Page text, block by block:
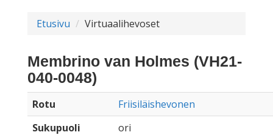
Etusivu Virtuaalihevoset
Membrino van Holmes (VH21-
040-0048)
Rotu
Friisiläishevonen
Sukupuoli
ori